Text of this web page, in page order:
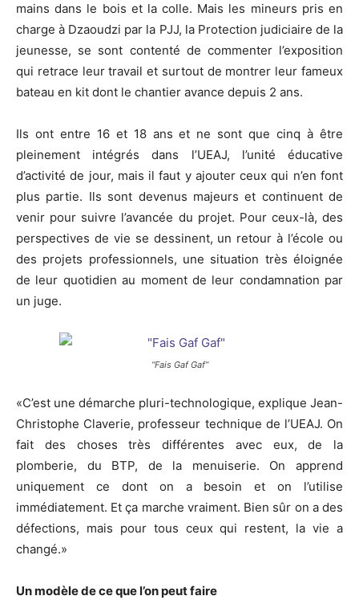
mains dans le bois et la colle. Mais les mineurs pris en
charge à Dzaoudzi par la PJJ, la Protection judiciaire de la
jeunesse, se sont contenté de commenter l’exposition
qui retrace leur travail et surtout de montrer leur fameux
bateau en kit dont le chantier avance depuis 2 ans.
Ils ont entre 16 et 18 ans et ne sont que cinq à être
pleinement intégrés dans l’UEAJ, l’unité éducative
d’activité de jour, mais il faut y ajouter ceux qui n’en font
plus partie. Ils sont devenus majeurs et continuent de
venir pour suivre l’avancée du projet. Pour ceux-là, des
perspectives de vie se dessinent, un retour à l’école ou
des projets professionnels, une situation très éloignée
de leur quotidien au moment de leur condamnation par
un juge.
“Fais Gaf Gaf”
«C’est une démarche pluri-technologique, explique Jean-
Christophe Claverie, professeur technique de l’UEAJ. On
fait des choses très différentes avec eux, de la
plomberie, du BTP, de la menuiserie. On apprend
uniquement ce dont on a besoin et on l’utilise
immédiatement. Et ça marche vraiment. Bien sûr on a des
défections, mais pour tous ceux qui restent, la vie a
changé.»
Un modèle de ce que l’on peut faire